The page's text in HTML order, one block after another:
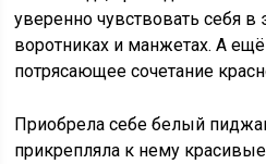
уверенно чувствовать себя в
воротниках и манжетах. А
потрясающее сочетание
Приобрела себе белый
прикрепляла к нему